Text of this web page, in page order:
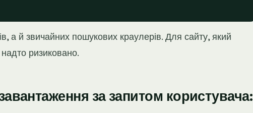
а й звичайних пошукових краулерів. Для сайту, який
ризиковано.
за запитом користувача: